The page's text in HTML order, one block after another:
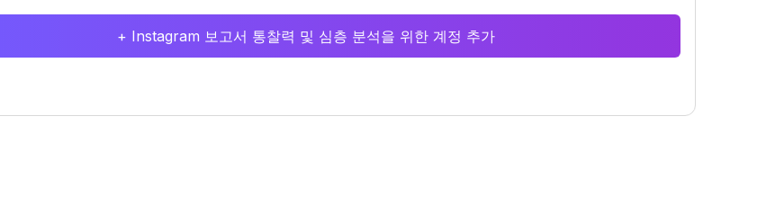
+ Instagram 보고서 통찰력 및 심층 분석을 위한 계정 추가